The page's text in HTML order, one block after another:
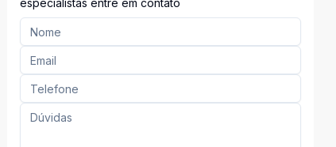
especialistas entre em contato